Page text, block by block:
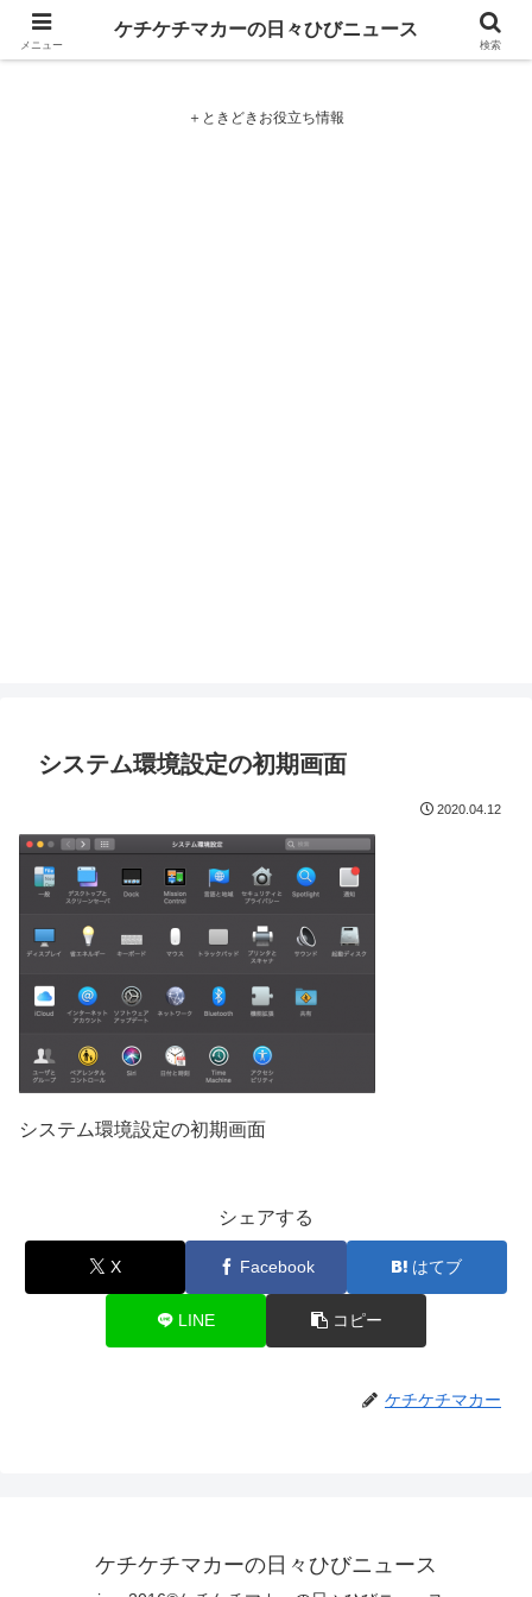
ケチケチマカーの日々ひびニュース
＋ときどきお役立ち情報
システム環境設定の初期画面
2020.04.12
システム環境設定の初期画面
シェアする
X Facebook はてブ
LINE コピー
ケチケチマカー
ケチケチマカーの日々ひびニュース
メニュー
ケチケチマカーの日々ひびニュース
検索